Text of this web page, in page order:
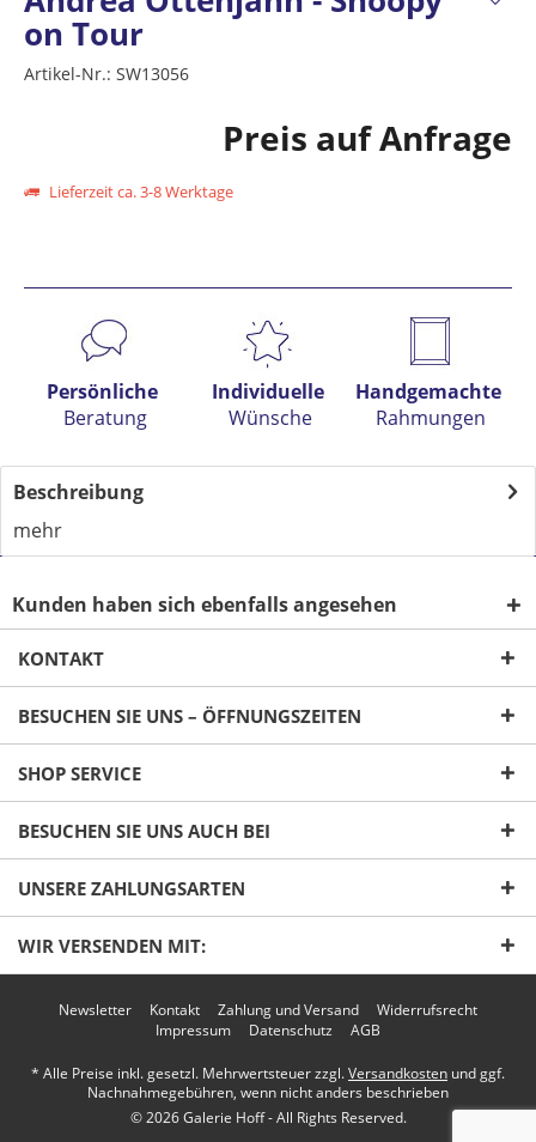
on Tour
Artikel-Nr.: SW13056
Preis auf Anfrage
Lieferzeit ca. 3-8 Werktage
Preis anfragen
Ich habe die
Mit * gekennzeichnete Felder sind Pflichtfelder.
Senden
Persönliche
Beratung
Individuelle
Wünsche
Handgemachte
Rahmungen
Beschreibung
mehr
Kunden haben sich ebenfalls angesehen
KONTAKT
BESUCHEN SIE UNS – ÖFFNUNGSZEITEN
SHOP SERVICE
BESUCHEN SIE UNS AUCH BEI
UNSERE ZAHLUNGSARTEN
WIR VERSENDEN MIT:
Newsletter Kontakt Zahlung und Versand
Widerrufsrecht
Impressum
Datenschutz AGB
* Alle Preise inkl. gesetzl. Mehrwertsteuer zzgl.Versandkosten und ggf.
Nachnahmegebühren, wenn nicht anders beschrieben
© 2026 Galerie Hoff - All Rights Reserved.